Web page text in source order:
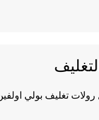
تغليف بولي